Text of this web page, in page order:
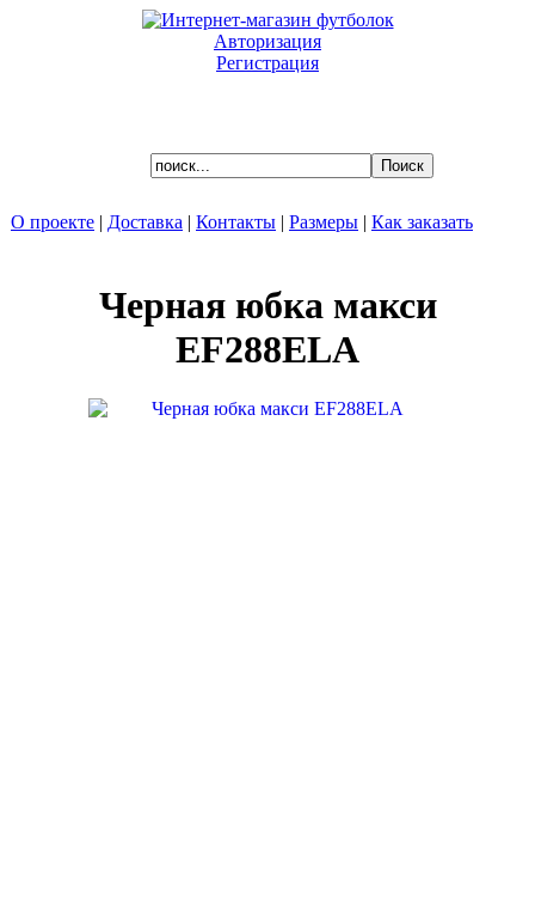
Авторизация
Регистрация
О проекте | Доставка | Контакты | Размеры | Как заказать
Черная юбка макси
EF288ELA